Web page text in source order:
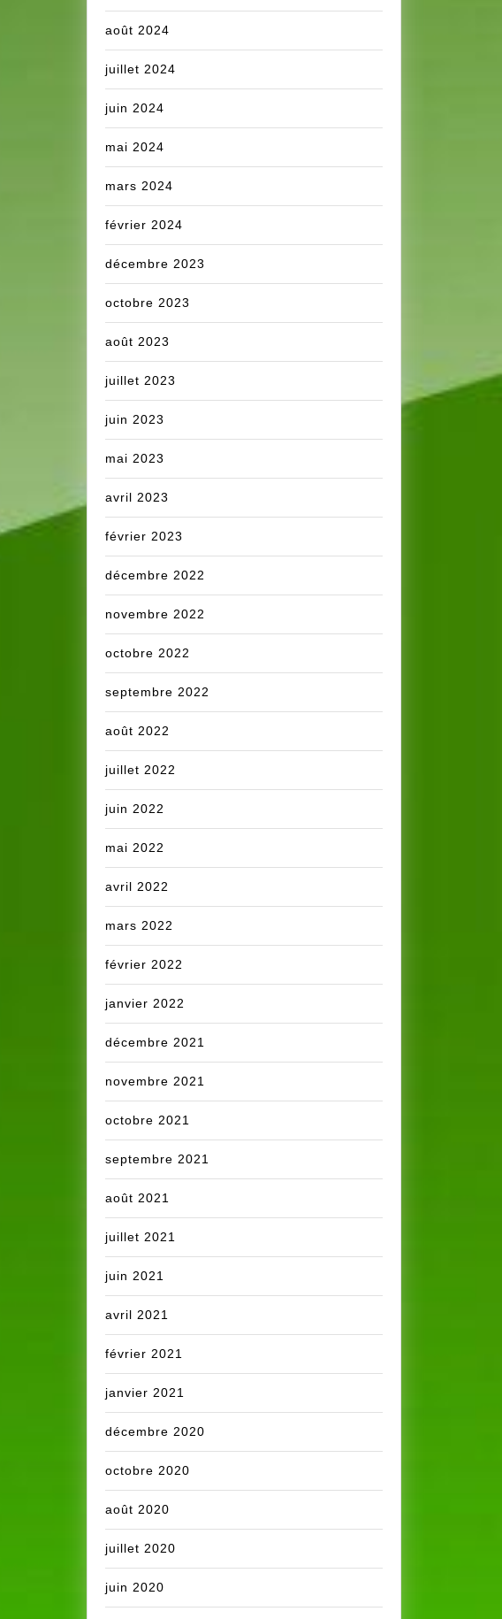
août 2024
juillet 2024
juin 2024
mai 2024
mars 2024
février 2024
décembre 2023
octobre 2023
août 2023
juillet 2023
juin 2023
mai 2023
avril 2023
février 2023
décembre 2022
novembre 2022
octobre 2022
septembre 2022
août 2022
juillet 2022
juin 2022
mai 2022
avril 2022
mars 2022
février 2022
janvier 2022
décembre 2021
novembre 2021
octobre 2021
septembre 2021
août 2021
juillet 2021
juin 2021
avril 2021
février 2021
janvier 2021
décembre 2020
octobre 2020
août 2020
juillet 2020
juin 2020